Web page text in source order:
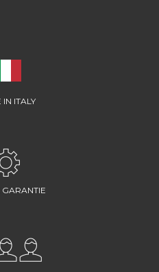
IN ITALY
GARANTIE